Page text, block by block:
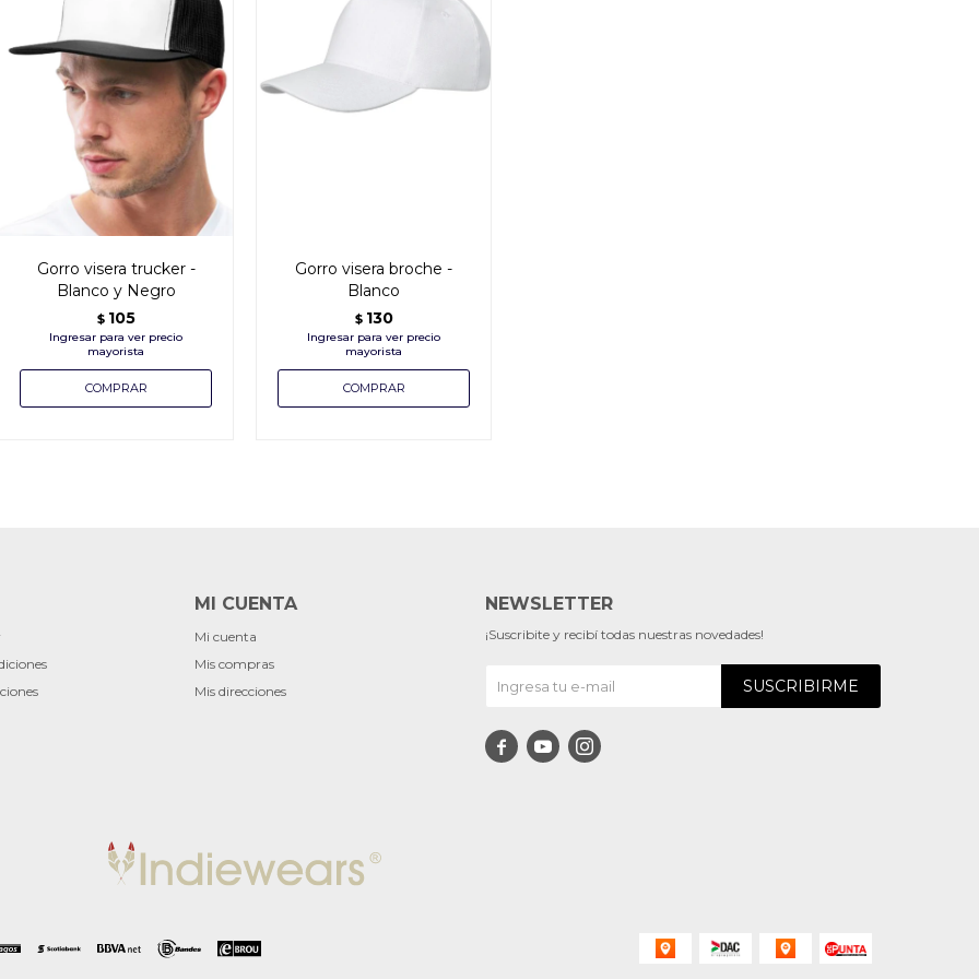
Gorro visera trucker -
Blanco y Negro
$ 105
Gorro visera broche -
Blanco
$ 130
MI CUENTA
Mi cuenta
Mis compras
Mis direcciones
NEWSLETTER
¡Suscribite y recibí todas nuestras novedades!
SUSCRIBIRME
  